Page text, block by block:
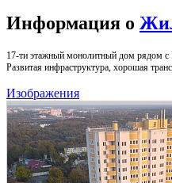
Информация о
17-ти этажный монолитный дом рядом
Развитая инфраструктура, хорошая
Изображения